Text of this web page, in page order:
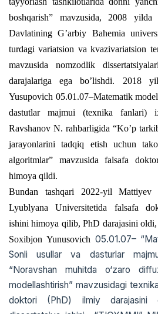
boshqarish” mavzusida, 2008
Davlatining G’arbiy Bahemia
turdagi variatsion va kvazivariatsion
mavzusida nomzodlik
darajalariga ega bo’lishdi. 2018
Yusupovich 05.01.07–Matematik
dastutlar majmui (texnika fanlari)
Ravshanov N. rahbarligida “Ko’p
jarayonlarini tadqiq etish uchun
algoritmlar” mavzusida falsafa
himoya qildi.
Bundan tashqari 2022-yil Mattiyev
Lyublyana Universitetida falsafa
ishini himoya qilib, PhD darajasini
Soxibjon Yunusovich 05.01.07–
Sonli usullar va dasturlar
“Noravshan muhitda o‘zaro
modellashtirish” mavzusidagi
doktori (PhD) ilmiy darajasini